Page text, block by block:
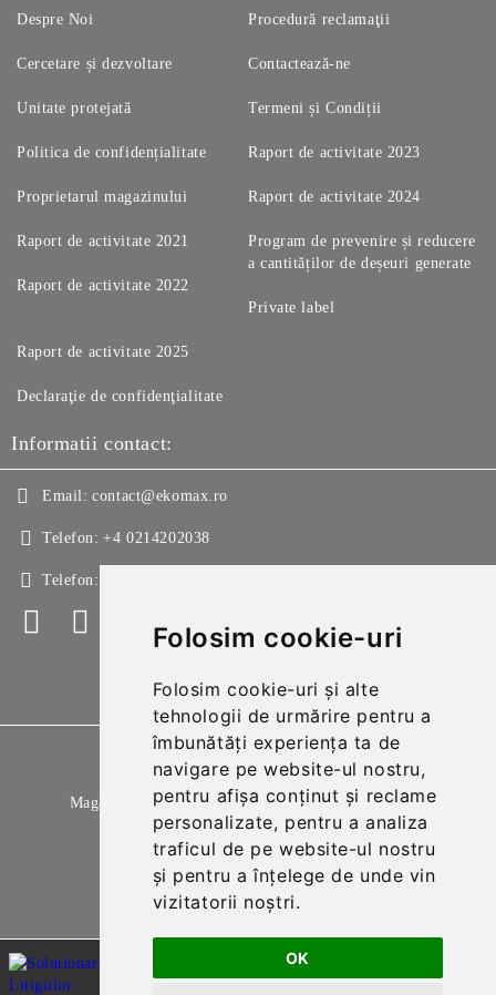
Folosim cookie-uri
Folosim cookie-uri și alte
tehnologii de urmărire pentru a
îmbunătăți experiența ta de
navigare pe website-ul nostru,
pentru afișa conținut și reclame
personalizate, pentru a analiza
traficul de pe website-ul nostru
și pentru a înțelege de unde vin
vizitatorii noștri.
OK
Despre Noi
Cercetare și dezvoltare
Unitate protejată
Procedură reclamaţii
Contactează-ne
Termeni și Condiții
Politica de confidențialitate
Proprietarul magazinului
Raport de activitate 2021
Raport de activitate 2022
Raport de activitate 2023
Raport de activitate 2024
Program de prevenire și reducere
a cantităților de deșeuri generate
Private label
Raport de activitate 2025
Declaraţie de confidenţialitate
Informatii contact:
Email: contact@ekomax.ro
Telefon: +4 0214202038
Telefon:
Magazinul nostru respecta 100% prevederile GDPR.
Citeste politica de confidentialitate
Informatiile mele personale